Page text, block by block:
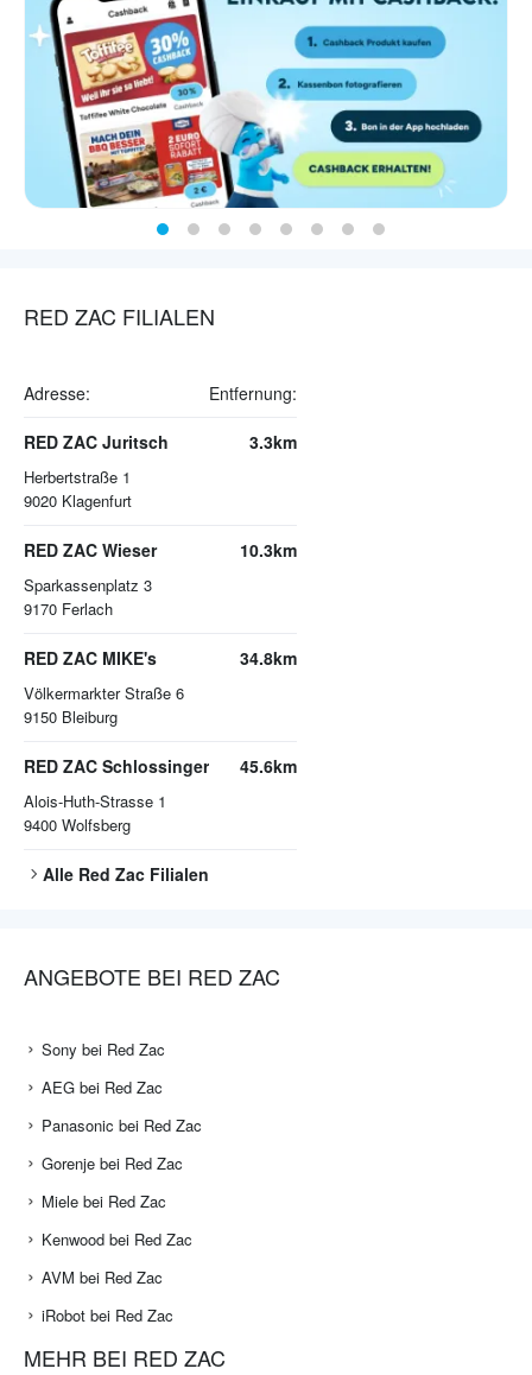
RED ZAC FILIALEN
Adresse: Entfernung:
RED ZAC Juritsch
Herbertstraße 1
9020 Klagenfurt
3.3km
RED ZAC Wieser
Sparkassenplatz 3
9170 Ferlach
10.3km
RED ZAC MIKE's
Völkermarkter Straße 6
9150 Bleiburg
34.8km
RED ZAC Schlossinger
Alois-Huth-Strasse 1
9400 Wolfsberg
45.6km
Alle Red Zac Filialen
ANGEBOTE BEI RED ZAC
Sony bei Red Zac
AEG bei Red Zac
Panasonic bei Red Zac
Gorenje bei Red Zac
Miele bei Red Zac
Kenwood bei Red Zac
AVM bei Red Zac
iRobot bei Red Zac
MEHR BEI RED ZAC